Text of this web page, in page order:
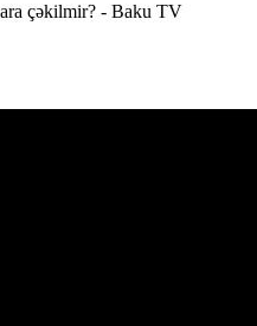
çəkilmir? - Baku TV